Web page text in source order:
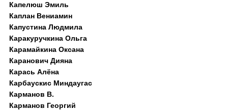
Капелюш Эмиль
Каплан Вениамин
Капустина Людмила
Каракуручкина Ольга
Карамайкина Оксана
Каранович Дияна
Карась Алёна
Карбаускис Миндаугас
Карманов В.
Карманов Георгий